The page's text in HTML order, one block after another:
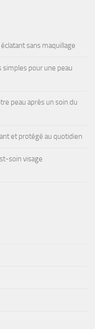
sans maquillage
simples pour une peau
peau après un soin du
et protégé au quotidien
soin visage